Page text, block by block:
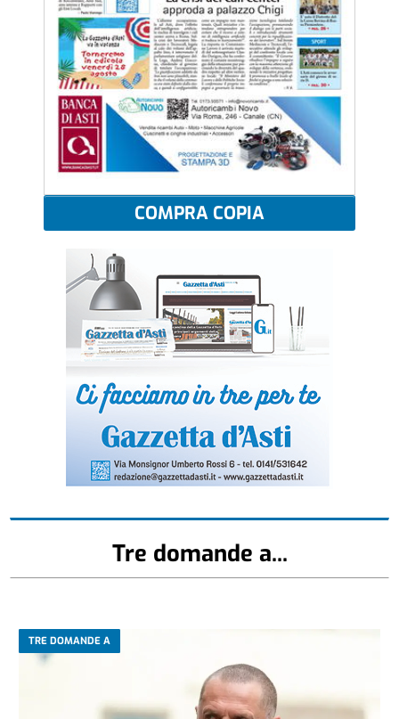
COMPRA COPIA
Tre domande a...
TRE DOMANDE A